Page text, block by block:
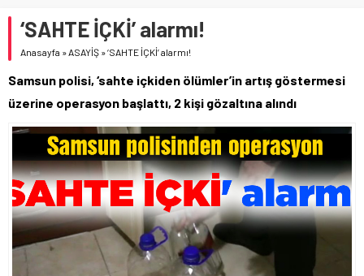
‘SAHTE İÇKİ’ alarmı!
Anasayfa »ASAYİŞ »‘SAHTE İÇKİ’ alarmı!
Samsun polisi, ‘sahte içkiden ölümler’in artış göstermesi
üzerine operasyon başlattı, 2 kişi gözaltına alındı